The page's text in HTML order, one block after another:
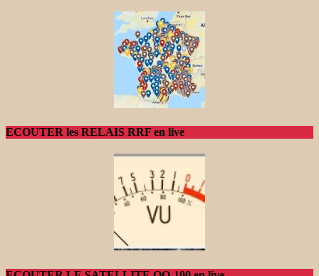
ECOUTER les RELAIS RRF en live